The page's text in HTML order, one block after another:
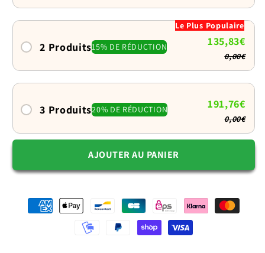
chien
Rond
tout
façon
peluche
chien
Rond
tout
façon
peluche
2 Produits15% DE RÉDUCTION
Le Plus Populaire
135,83€
0,00€
3 Produits20% DE RÉDUCTION 191,76€
0,00€
AJOUTER AU PANIER